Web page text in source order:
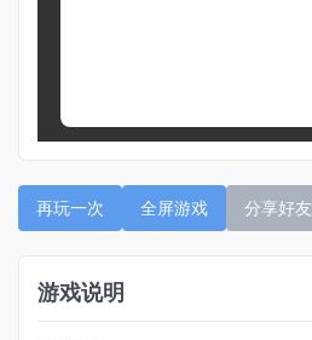
再玩一次 全屏游戏 分享好友
游戏说明